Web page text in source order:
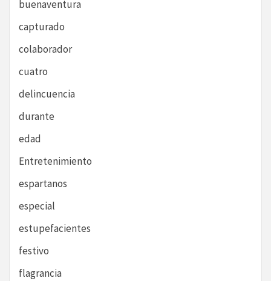
buenaventura
capturado
colaborador
cuatro
delincuencia
durante
edad
Entretenimiento
espartanos
especial
estupefacientes
festivo
flagrancia